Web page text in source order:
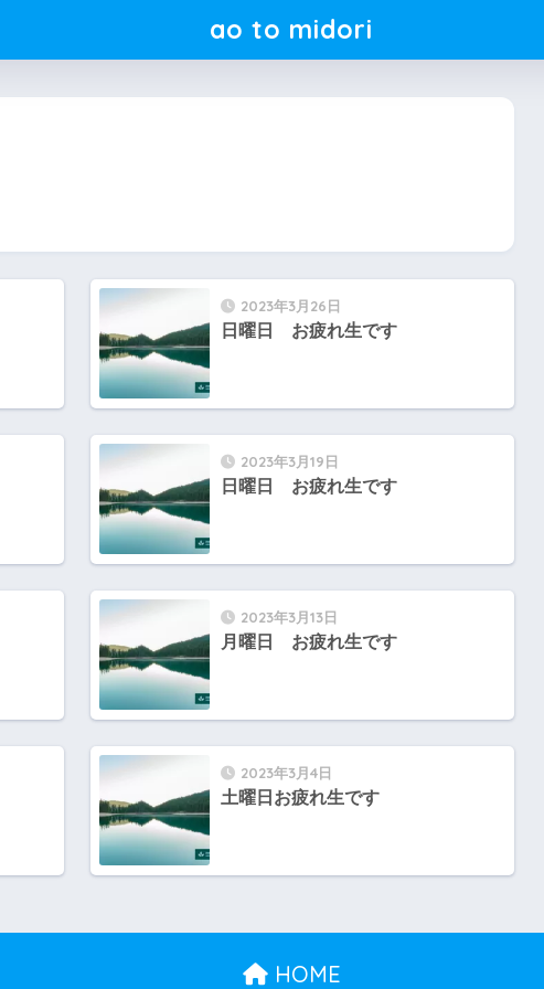
ao to midori
2023年3月26日
日曜日 お疲れ生です
2023年3月19日
日曜日 お疲れ生です
2023年3月13日
月曜日 お疲れ生です
2023年3月4日
土曜日お疲れ生です
HOME